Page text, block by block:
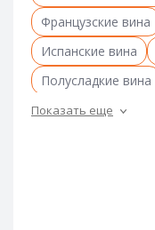
Французские вина
Испанские вина
Полусладкие вина
Сладкие вина
Итальянское
Французские
Показать еще